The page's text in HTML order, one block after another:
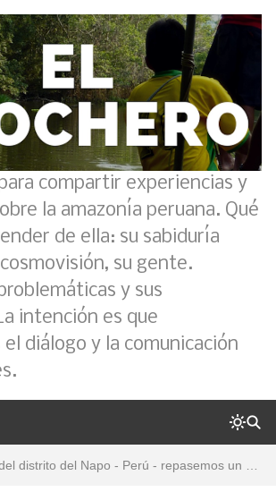
compartir experiencias y
la amazonía peruana. Qué
de ella: su sabiduría
su gente.
y sus
intención es que
diálogo y la comunicación
Análisis: Metodología de transversalización enfoque intercultural